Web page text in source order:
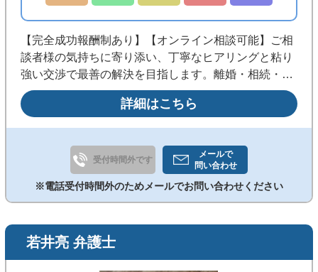
【完全成功報酬制あり】【オンライン相談可能】ご相
談者様の気持ちに寄り添い、丁寧なヒアリングと粘り
強い交渉で最善の解決を目指します。離婚・相続・不
動産・労働・刑事事件まで幅広く対応。早期相談で解
決の選択肢を広げます。まずはお気軽にご相談くださ
い。
詳細はこちら
受付時間外です
メールで
問い合わせ
※電話受付時間外のためメールでお問い合わせください
若井亮 弁護士